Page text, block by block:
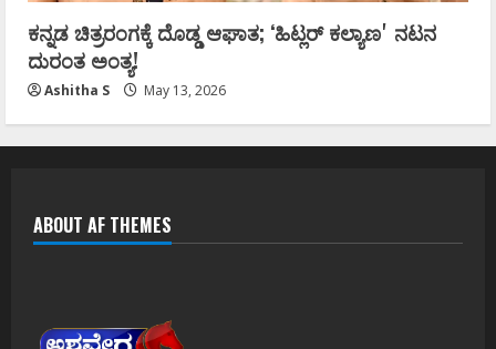
ಕನ್ನಡ ಚಿತ್ರರಂಗಕ್ಕೆ ದೊಡ್ಡ ಆಘಾತ; ʻಹಿಟ್ಲರ್ ಕಲ್ಯಾಣʼ ನಟನ
ದುರಂತ ಅಂತ್ಯ!
Ashitha S May 13, 2026
ABOUT AF THEMES